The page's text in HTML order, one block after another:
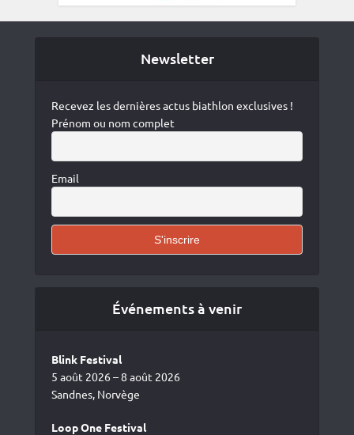
Newsletter
Recevez les dernières actus biathlon exclusives !
Prénom ou nom complet
Email
Événements à venir
Blink Festival
5 août 2026 – 8 août 2026
Sandnes, Norvège
Loop One Festival